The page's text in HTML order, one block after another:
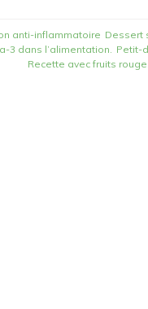
anti-inflammatoire Dessert
3 dans l’alimentation.
Petit-
Recette avec fruits